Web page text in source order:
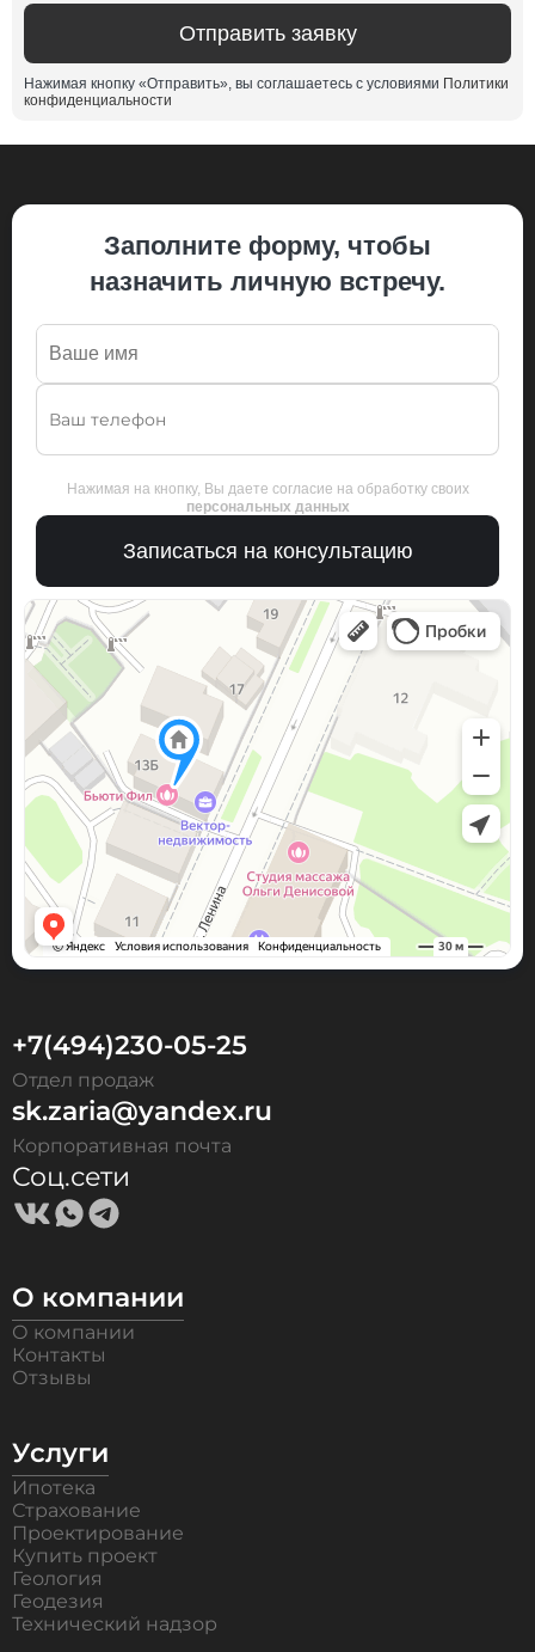
Отправить заявку
Нажимая кнопку «Отправить», вы соглашаетесь с условиями Политики
конфиденциальности
Заполните форму, чтобы
назначить личную встречу.
Нажимая на кнопку, Вы даете согласие на обработку своих
персональных данных
Записаться на консультацию
+7(494)230-05-25
Отдел продаж
sk.zaria@yandex.ru
Корпоративная почта
Соц.сети
О компании
О компании
Контакты
Отзывы
Услуги
Ипотека
Страхование
Проектирование
Купить проект
Геология
Геодезия
Технический надзор